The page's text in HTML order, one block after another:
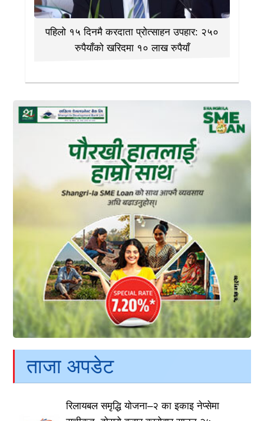
पहिलो १५ दिनमै करदाता प्रोत्साहन उपहार: २५०
रुपैयाँको खरिदमा १० लाख रुपैयाँ
ताजा अपडेट
रिलायबल समृद्धि योजना–२ का इकाइ नेप्सेमा